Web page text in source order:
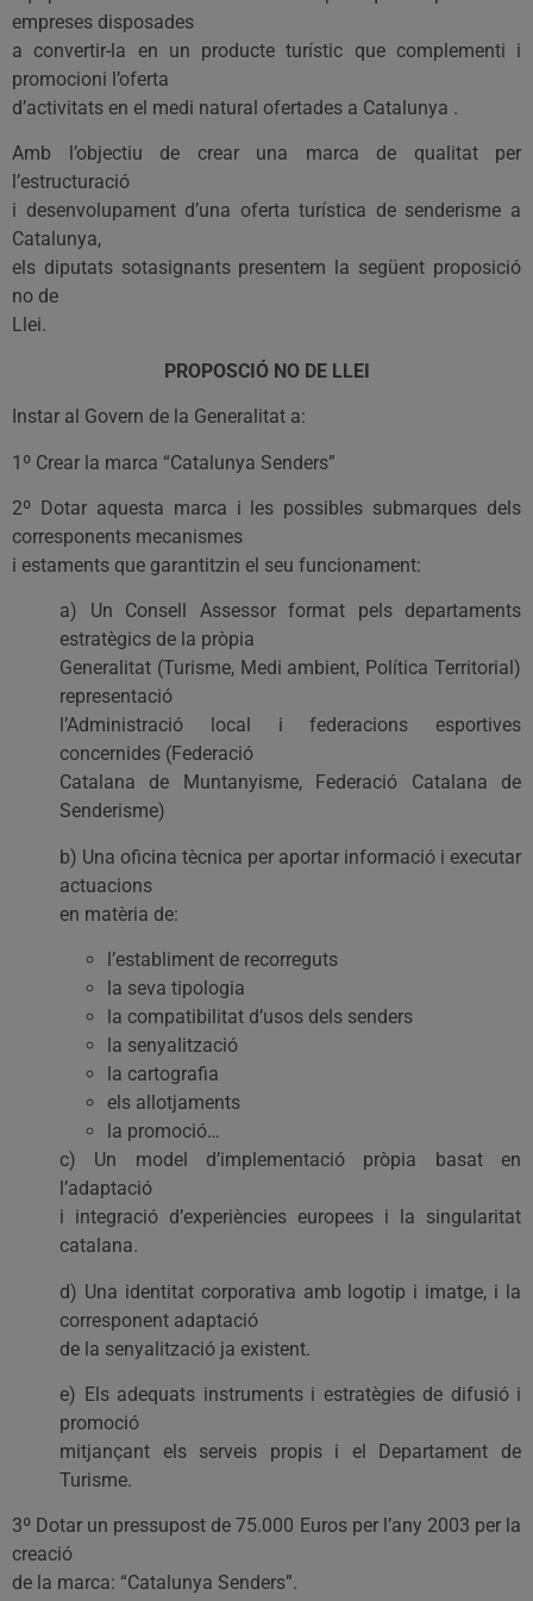
empreses disposades
a convertir-la en un producte turístic que complementi i
promocioni l’oferta
d’activitats en el medi natural ofertades a Catalunya .
Amb l’objectiu de crear una marca de qualitat per
l’estructuració
i desenvolupament d’una oferta turística de senderisme a
Catalunya,
els diputats sotasignants presentem la següent proposició
no de
Llei.
PROPOSCIÓ NO DE LLEI
Instar al Govern de la Generalitat a:
1º Crear la marca “Catalunya Senders”
2º Dotar aquesta marca i les possibles submarques dels
corresponents mecanismes
i estaments que garantitzin el seu funcionament:
a) Un Consell Assessor format pels departaments
estratègics de la pròpia
Generalitat (Turisme, Medi ambient, Política Territorial)
representació
l’Administració local i federacions esportives
concernides (Federació
Catalana de Muntanyisme, Federació Catalana de
Senderisme)
b) Una oficina tècnica per aportar informació i executar
actuacions
en matèria de:
l’establiment de recorreguts
la seva tipologia
la compatibilitat d’usos dels senders
la senyalització
la cartografia
els allotjaments
la promoció…
c) Un model d’implementació pròpia basat en
l’adaptació
i integració d’experiències europees i la singularitat
catalana.
d) Una identitat corporativa amb logotip i imatge, i la
corresponent adaptació
de la senyalització ja existent.
e) Els adequats instruments i estratègies de difusió i
promoció
mitjançant els serveis propis i el Departament de
Turisme.
3º Dotar un pressupost de 75.000 Euros per l’any 2003 per la
creació
de la marca: “Catalunya Senders”.